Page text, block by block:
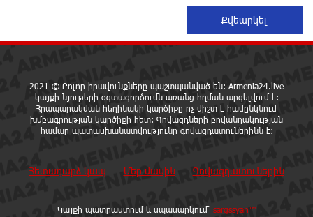
Վեհափառի հանդեպ տիտանական ապօրինություն
կա, անասելի ցավ եմ զգում. Վարդևանյան
4 ժամ առաջ
հայտնեց և հրաժարվեց քննել գործն ու դատել
կաթողիկոսին. Մարիաննա Ղահրամանյան
4 ժամ առաջ
փորձելու մասին
2021 © Բոլոր իրավունքները պաշտպանված են: Armenia24.live
կայքի նյութերի օգտագործումն առանց հղման արգելվում է:
Հրապարակման հեղինակի կարծիքը ոչ միշտ է համընկնում
խմբագրության կարծիքի հետ: Գովազդների բովանդակության
համար պատասխանատվությունը գովազդատուներինն է:
Հետադարձ կապ Մեր մասին Գովազդատուներին
Կայքի պատրաստում և սպասարկում՝ sargssyan™